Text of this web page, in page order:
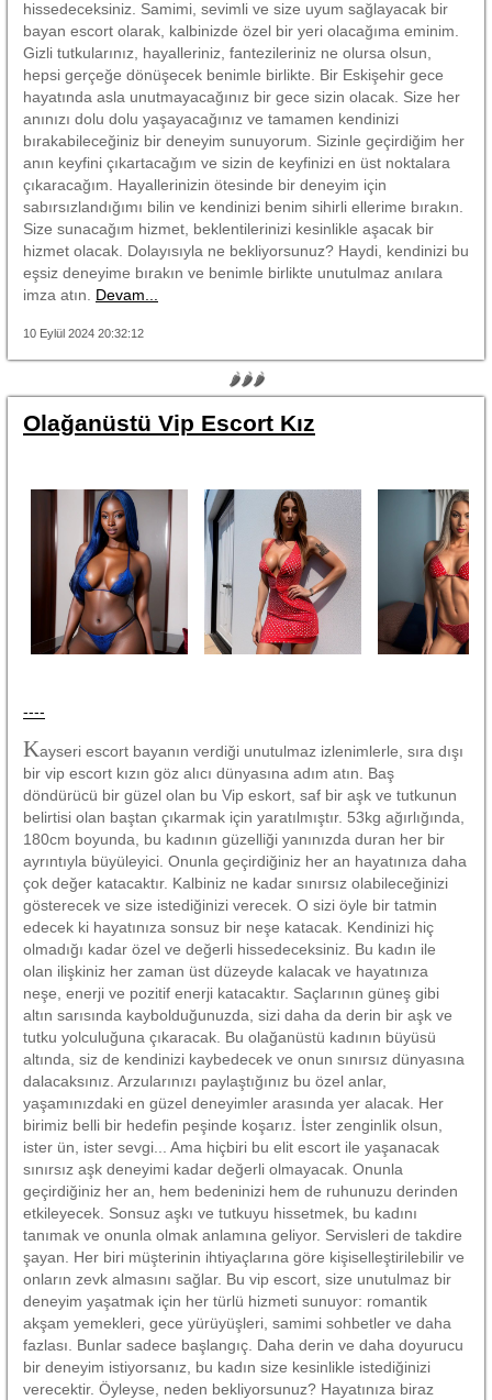
hissedeceksiniz. Samimi, sevimli ve size uyum sağlayacak bir
bayan escort olarak, kalbinizde özel bir yeri olacağıma eminim.
Gizli tutkularınız, hayalleriniz, fantezileriniz ne olursa olsun,
hepsi gerçeğe dönüşecek benimle birlikte. Bir Eskişehir gece
hayatında asla unutmayacağınız bir gece sizin olacak. Size her
anınızı dolu dolu yaşayacağınız ve tamamen kendinizi
bırakabileceğiniz bir deneyim sunuyorum. Sizinle geçirdiğim her
anın keyfini çıkartacağım ve sizin de keyfinizi en üst noktalara
çıkaracağım. Hayallerinizin ötesinde bir deneyim için
sabırsızlandığımı bilin ve kendinizi benim sihirli ellerime bırakın.
Size sunacağım hizmet, beklentilerinizi kesinlikle aşacak bir
hizmet olacak. Dolayısıyla ne bekliyorsunuz? Haydi, kendinizi bu
eşsiz deneyime bırakın ve benimle birlikte unutulmaz anılara
imza atın. Devam...
10 Eylül 2024 20:32:12
🌶🌶🌶
Olağanüstü Vip Escort Kız
----
Kayseri escort bayanın verdiği unutulmaz izlenimlerle, sıra dışı
bir vip escort kızın göz alıcı dünyasına adım atın. Baş
döndürücü bir güzel olan bu Vip eskort, saf bir aşk ve tutkunun
belirtisi olan baştan çıkarmak için yaratılmıştır. 53kg ağırlığında,
180cm boyunda, bu kadının güzelliği yanınızda duran her bir
ayrıntıyla büyüleyici. Onunla geçirdiğiniz her an hayatınıza daha
çok değer katacaktır. Kalbiniz ne kadar sınırsız olabileceğinizi
gösterecek ve size istediğinizi verecek. O sizi öyle bir tatmin
edecek ki hayatınıza sonsuz bir neşe katacak. Kendinizi hiç
olmadığı kadar özel ve değerli hissedeceksiniz. Bu kadın ile
olan ilişkiniz her zaman üst düzeyde kalacak ve hayatınıza
neşe, enerji ve pozitif enerji katacaktır. Saçlarının güneş gibi
altın sarısında kaybolduğunuzda, sizi daha da derin bir aşk ve
tutku yolculuğuna çıkaracak. Bu olağanüstü kadının büyüsü
altında, siz de kendinizi kaybedecek ve onun sınırsız dünyasına
dalacaksınız. Arzularınızı paylaştığınız bu özel anlar,
yaşamınızdaki en güzel deneyimler arasında yer alacak. Her
birimiz belli bir hedefin peşinde koşarız. İster zenginlik olsun,
ister ün, ister sevgi... Ama hiçbiri bu elit escort ile yaşanacak
sınırsız aşk deneyimi kadar değerli olmayacak. Onunla
geçirdiğiniz her an, hem bedeninizi hem de ruhunuzu derinden
etkileyecek. Sonsuz aşkı ve tutkuyu hissetmek, bu kadını
tanımak ve onunla olmak anlamına geliyor. Servisleri de takdire
şayan. Her biri müşterinin ihtiyaçlarına göre kişiselleştirilebilir ve
onların zevk almasını sağlar. Bu vip escort, size unutulmaz bir
deneyim yaşatmak için her türlü hizmeti sunuyor: romantik
akşam yemekleri, gece yürüyüşleri, samimi sohbetler ve daha
fazlası. Bunlar sadece başlangıç. Daha derin ve daha doyurucu
bir deneyim istiyorsanız, bu kadın size kesinlikle istediğinizi
verecektir. Öyleyse, neden bekliyorsunuz? Hayatınıza biraz